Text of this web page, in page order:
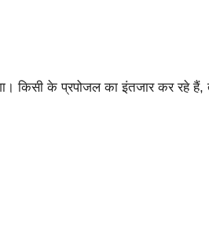
किसी के प्रपोजल का इंतजार कर रहे